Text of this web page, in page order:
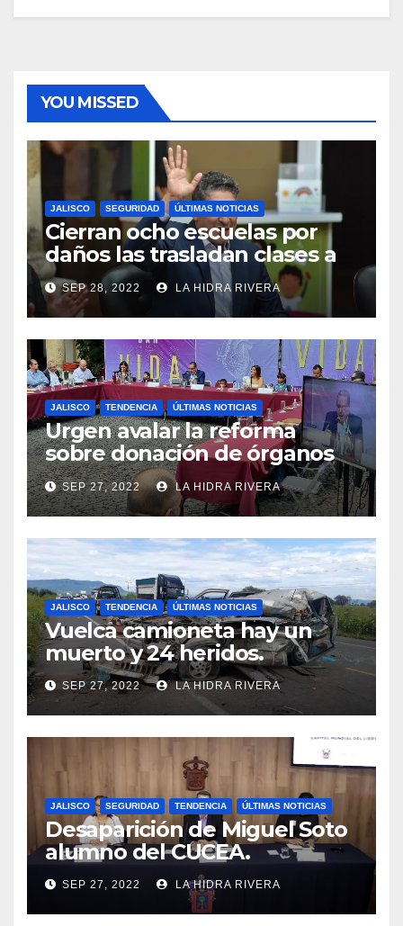
YOU MISSED
JALISCO SEGURIDAD ÚLTIMAS NOTICIAS
Cierran ocho escuelas por
daños las trasladan clases a
sedes alternas.
SEP 28, 2022 LA HIDRA RIVERA
JALISCO TENDENCIA ÚLTIMAS NOTICIAS
Urgen avalar la reforma
sobre donación de órganos
en Jalisco.
SEP 27, 2022 LA HIDRA RIVERA
JALISCO TENDENCIA ÚLTIMAS NOTICIAS
Vuelca camioneta hay un
muerto y 24 heridos.
SEP 27, 2022 LA HIDRA RIVERA
JALISCO SEGURIDAD TENDENCIA ÚLTIMAS NOTICIAS
Desaparición de Miguel Soto
alumno del CUCEA.
SEP 27, 2022 LA HIDRA RIVERA